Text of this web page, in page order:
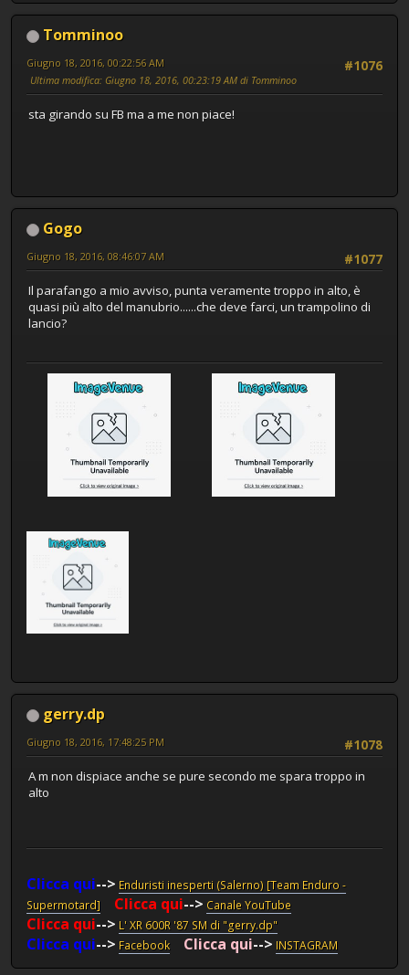
Tomminoo
#1076
Giugno 18, 2016, 00:22:56 AM
Ultima modifica: Giugno 18, 2016, 00:23:19 AM di Tomminoo
sta girando su FB ma a me non piace!
Gogo
#1077
Giugno 18, 2016, 08:46:07 AM
Il parafango a mio avviso, punta veramente troppo in alto, è
quasi più alto del manubrio......che deve farci, un trampolino di
lancio?
gerry.dp
#1078
Giugno 18, 2016, 17:48:25 PM
A m non dispiace anche se pure secondo me spara troppo in
alto
Clicca qui--> Enduristi inesperti (Salerno) [Team Enduro -
Supermotard]
Clicca qui--> Canale YouTube
Clicca qui--> L' XR 600R '87 SM di "gerry.dp"
Clicca qui--> Facebook Clicca qui--> INSTAGRAM